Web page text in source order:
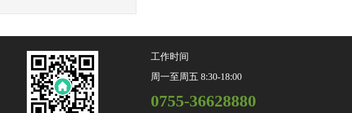
工作时间
周一至周五 8:30-18:00
0755-36628880